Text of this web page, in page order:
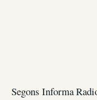
Segons Informa